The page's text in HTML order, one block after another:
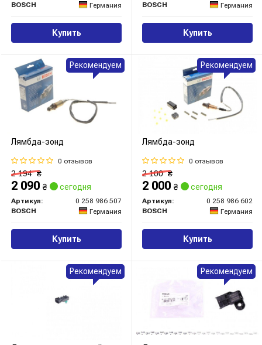
BOSCH
Германия
Купить
BOSCH
Германия
Купить
Лямбда-зонд
0 отзывов
2 194₴
2 090 ₴ сегодня
Артикул:
0 258 986 507
BOSCH
Германия
Купить
Рекомендуем
Лямбда-зонд
0 отзывов
2 100₴
2 000 ₴ сегодня
Артикул:
0 258 986 602
BOSCH
Германия
Купить
Рекомендуем
Рекомендуем Рекомендуем